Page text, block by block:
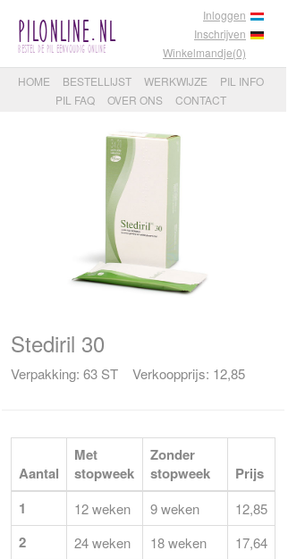
PilOnline.nl
Bestel de pil eenvoudig online
Inloggen
Inschrijven
Winkelmandje(0)
HOME
BESTELLIJST WERKWIJZE
PIL INFO
PIL FAQ
OVER ONS CONTACT
Stediril 30
Verpakking: 63 ST Verkoopprijs: 12,85
Aantal
Met
stopweek
Zonder
stopweek
Prijs
1
12 weken 9 weken 12,85
2 24 weken 18 weken 17,64